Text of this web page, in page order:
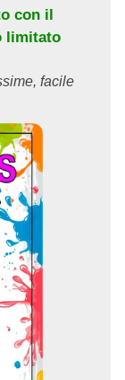
con il
limitato
facile